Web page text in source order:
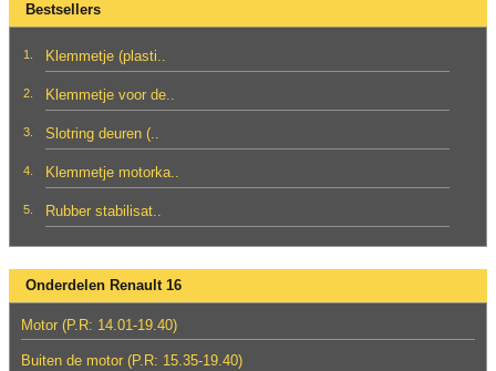
Bestsellers
1. Klemmetje (plasti..
2. Klemmetje voor de..
3. Slotring deuren (..
4. Klemmetje motorka..
5. Rubber stabilisat..
Onderdelen Renault 16
Motor (P.R: 14.01-19.40)
Buiten de motor (P.R: 15.35-19.40)